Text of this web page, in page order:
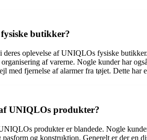
butikker?
deres oplevelse af UNIQLOs fysiske
af varerne. Nogle kunder har
med fjernelse af alarmer fra tøjet. Dette
UNIQLOs produkter?
produkter er blandede. Nogle
pasform og konstruktion. Generelt er der